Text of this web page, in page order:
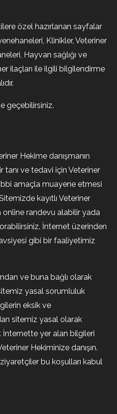
özel hazırlanan sayfalar
Klinikler, Veteriner
Hayvan sağlığı ve
ilaçları ile ilgili bilgilendirme
geçebilirsiniz.
Hekime danışmanın
tanı ve tedavi için Veteriner
amaçla muayene etmesi
kayıtlı Veteriner
randevu alabilir yada
İnternet üzerinden
gibi bir faaliyetimiz
ve buna bağlı olarak
yasal sorumluluk
eksik ve
sitemiz yasal olarak
İnternette yer alan bilgileri
Hekiminize danışın.
bu koşulları kabul